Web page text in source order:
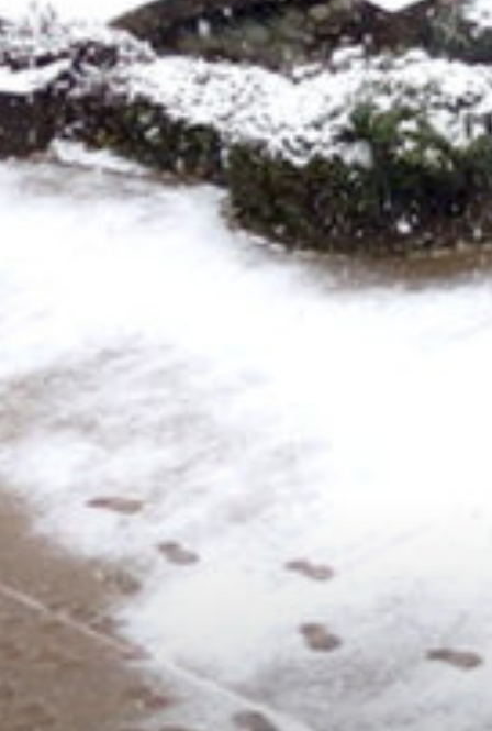
: Attempt to read property "cat_name" on null in